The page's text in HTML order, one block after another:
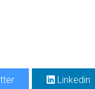
Linkedin